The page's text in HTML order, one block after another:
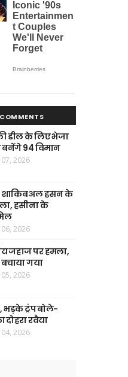
COMMENTS
डील के लिए भेजा
बनेंगे 94 विमान
2026
शाकिब अल हसन के
हसीना के
2026
जहाज पर हमला,
गया
2026
भड़के ट्रंप बोले-
दोहरा रवैया
2026